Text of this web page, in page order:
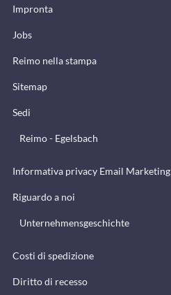
Impronta
Jobs
Reimo nella stampa
Sitemap
Sedi
Reimo - Egelsbach
Informativa privacy Email Marketing
Riguardo a noi
Unternehmensgeschichte
Costi di spedizione
Diritto di recesso